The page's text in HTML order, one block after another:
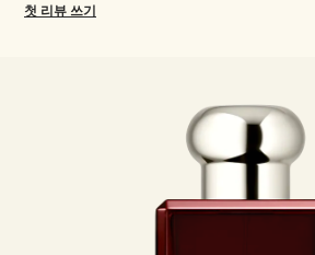
첫 리뷰 쓰기